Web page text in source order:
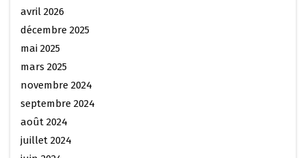
avril 2026
décembre 2025
mai 2025
mars 2025
novembre 2024
septembre 2024
août 2024
juillet 2024